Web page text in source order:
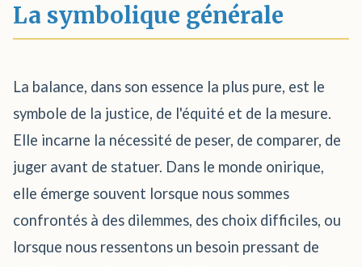
La symbolique générale
La balance, dans son essence la plus pure, est le
symbole de la justice, de l'équité et de la mesure.
Elle incarne la nécessité de peser, de comparer, de
juger avant de statuer. Dans le monde onirique,
elle émerge souvent lorsque nous sommes
confrontés à des dilemmes, des choix difficiles, ou
lorsque nous ressentons un besoin pressant de